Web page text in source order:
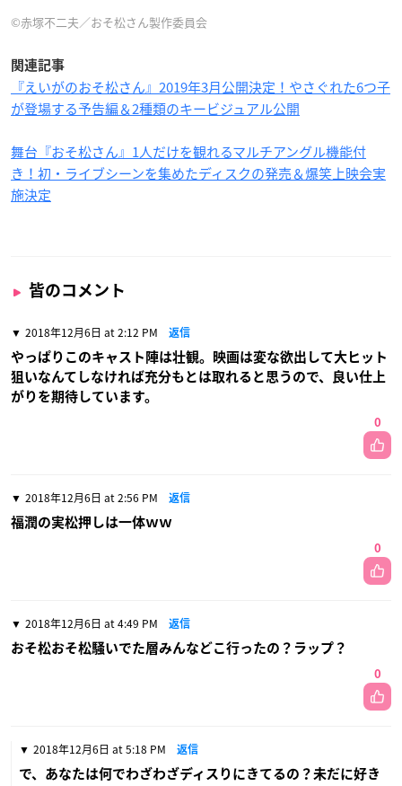
©赤塚不二夫／おそ松さん製作委員会
関連記事
『えいがのおそ松さん』2019年3月公開決定！やさぐれた6つ子
が登場する予告編＆2種類のキービジュアル公開
舞台『おそ松さん』1人だけを観れるマルチアングル機能付
き！初・ライブシーンを集めたディスクの発売＆爆笑上映会実
施決定
皆のコメント
2018年12月6日 at 2:12 PM 返信
やっぱりこのキャスト陣は壮観。映画は変な欲出して大ヒット
狙いなんてしなければ充分もとは取れると思うので、良い仕上
がりを期待しています。
0
2018年12月6日 at 2:56 PM 返信
福潤の実松押しは一体ｗｗ
0
2018年12月6日 at 4:49 PM 返信
おそ松おそ松騒いでた層みんなどこ行ったの？ラップ？
0
2018年12月6日 at 5:18 PM 返信
で、あなたは何でわざわざディスりにきてるの？未だに好き